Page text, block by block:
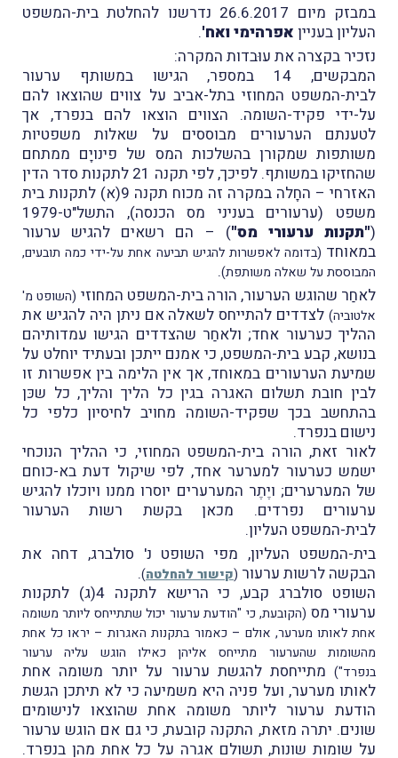
במבזק מיום 26.6.2017 נדרשנו להחלטת בית-המשפט
העליון בעניין אפרהימי ואח'.
נזכיר בקצרה את עוּבדות המקרה:
המבקשים, 14 במספר, הגישו במשותף ערעור
לבית-המשפט המחוזי בתל-אביב על צווים שהוצאו להם
על-ידי פקיד-השומה. הצווים הוצאו להם בנפרד, אך
לטענתם הערעורים מבוססים על שאלות משפטיות
משותפות שמקורן בהשלכות המס של פינויָם ממתחם
שהחזיקו במשותף. לפיכך, לפי תקנה 21 לתקנות סדר הדין
האזרחי – החָלה במקרה זה מכוח תקנה 9(א) לתקנות בית
משפט (ערעורים בעניני מס הכנסה), התשל"ט-1979
("תקנות ערעורי מס") – הם רשאים להגיש ערעור
במאוחד (בדומה לאפשרות להגיש תביעה אחת על-ידי כמה תובעים,
המבוססת על שאלה משותפת).
לאחַר שהוגש הערעור, הורה בית-המשפט המחוזי (השופט מ'
אלטוביה) לצדדים להתייחס לשאלה אם ניתן היה להגיש את
ההליך כערעור אחד; ולאחַר שהצדדים הגישו עמדותיהם
בנושא, קבע בית-המשפט, כי אמנם ייתכן ובעתיד יוחלט על
שמיעת הערעורים במאוחד, אך אין הלימה בין אפשרות זו
לבין חובת תשלום האגרה בגין כל הליך והליך, כל שכּן
בהתחשב בכך שפקיד-השומה מחויב לחיסיון כלפי כל
נישום בנפרד.
לאור זאת, הורה בית-המשפט המחוזי, כי ההליך הנוכחי
ישמש כערעור למערער אחד, לפי שיקול דעת בא-כוחם
של המערערים; ויֶתֶר המערערים יוסרו ממנו ויוכלו להגיש
ערעורים נפרדים. מכאן בקשת רשות הערעור
לבית-המשפט העליון.
בית-המשפט העליון, מפי השופט נ' סולברג, דחה את
הבקשה לרשות ערעור (קישור להחלטה)
.
השופט סולברג קבע, כי הרישא לתקנה 4(ג) לתקנות
ערעורי מס (הקובעת, כי "הודעת ערעור יכול שתתייחס ליותר משומה
אחת לאותו מערער, אולם – כאמור בתקנות האגרות – יראו כל אחת
מהשומות שהערעור מתייחס אליהן כאילו הוגש עליה ערעור
בנפרד") מתייחסת להגשת ערעור על יותר משומה אחת
לאותו מערער, ועל פניה היא משמיעה כי לא תיתכן הגשת
הודעת ערעור ליותר משומה אחת שהוצאו לנישומים
שונים. יתרה מזאת, התקנה קובעת, כי גם אם הוגש ערעור
על שומות שונות, תשולם אגרה על כל אחת מהן בנפרד.